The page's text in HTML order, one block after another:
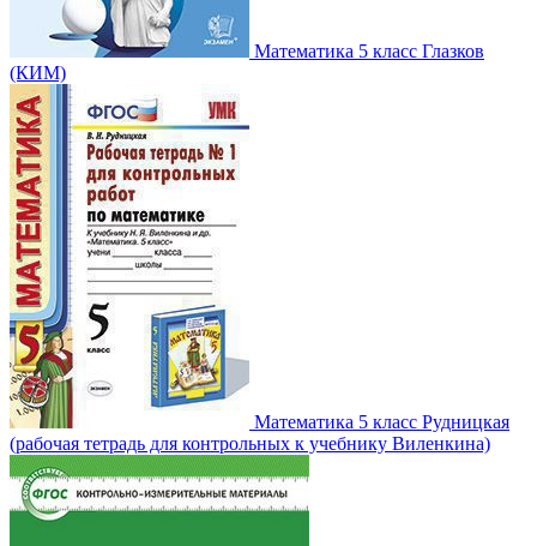
Математика 5 класс Глазков
(КИМ)
Математика 5 класс Рудницкая
(рабочая тетрадь для контрольных к учебнику Виленкина)